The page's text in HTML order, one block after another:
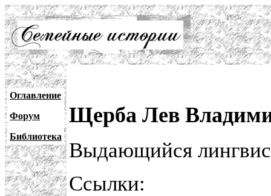
Оглавление
Форум
Библиотека
Щерба Лев
Выдающийся
Ссылки: